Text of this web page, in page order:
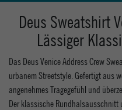
Deus Sweatshirt
Lässiger
Das Deus Venice Address Crew
urbanem Streetstyle. Gefertigt aus
angenehmes Tragegefühl und
Der klassische